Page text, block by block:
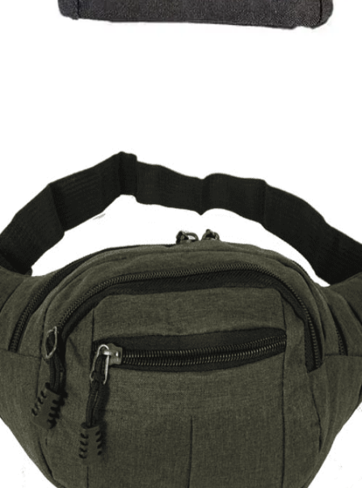
Εξαντλημένο
ΑΝΔΡΙΚΑ ΤΣΑΝΤΑΚΙΑ ΜΕΣΗΣ
Quick View
ΑΝΔΡΙΚΑ
Υφασμάτινο τσαντάκι μέσης GTS MODA